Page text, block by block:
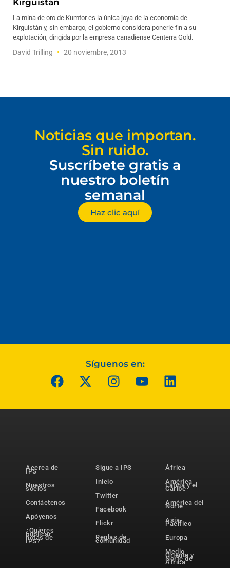
Kirguistán
La mina de oro de Kumtor es la única joya de la economía de
Kirguistán y, sin embargo, el gobierno considera ponerle fin a su
explotación, dirigida por la empresa canadiense Centerra Gold.
David Trilling 20 noviembre, 2013
Noticias que importan.
Sin ruido.
Suscríbete gratis a
nuestro boletín
semanal
Haz clic aquí
Síguenos en:
Acerca de
IPS
Nuestros
socios
Contáctenos
Apóyenos
¿Quieres
publicar
notas de
IPS?
Sigue a IPS
Inicio
Twitter
Facebook
Flickr
Reglas de
comunidad
África
América
Latina y el
Caribe
América del
Norte
Asia-
Pacífico
Europa
Medio
Oriente y
Norte de
África